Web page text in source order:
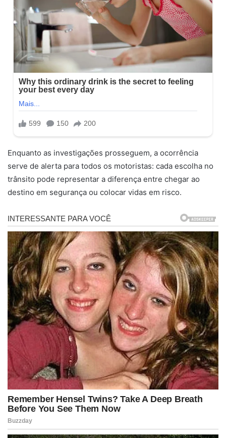
Enquanto as investigações prosseguem, a ocorrência
serve de alerta para todos os motoristas: cada escolha no
trânsito pode representar a diferença entre chegar ao
destino em segurança ou colocar vidas em risco.